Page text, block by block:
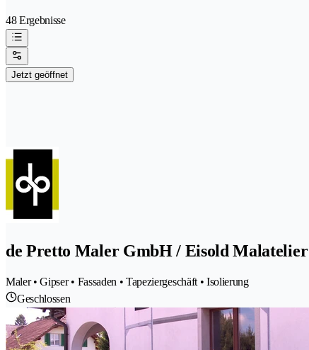
48 Ergebnisse
Jetzt geöffnet
de Pretto Maler GmbH / Eisold Malatelier
Maler • Gipser • Fassaden • Tapeziergeschäft • Isolierung
Geschlossen